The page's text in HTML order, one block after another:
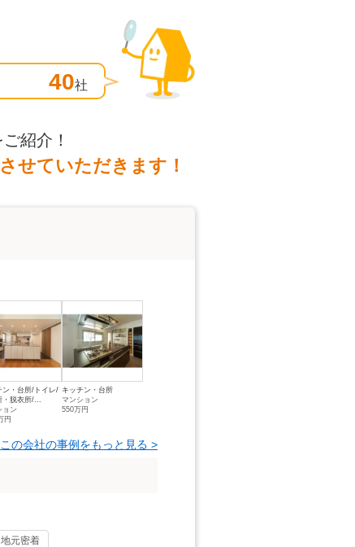
40社
紹介！
せていただきます！
ン・台所/トイレ/
・脱衣所/...
ョン
円
キッチン・台所
マンション
550万円
この会社の事例をもっと見る >
地元密着